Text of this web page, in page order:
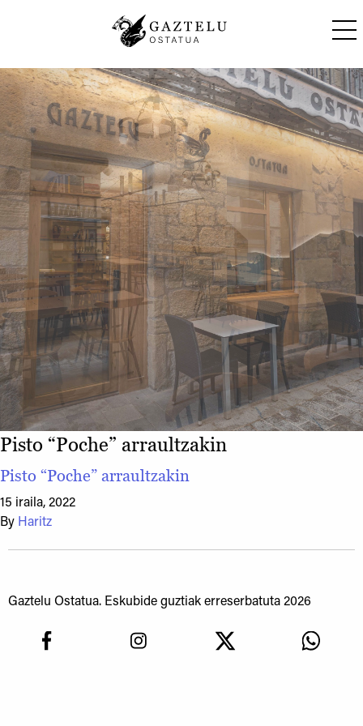
Pisto “Poche” arraultzakin
Pisto “Poche” arraultzakin
15 iraila, 2022
By Haritz
Gaztelu Ostatua. Eskubide guztiak erreserbatuta 2026